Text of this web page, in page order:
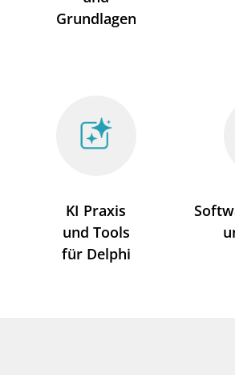
Grundlagen
KI Praxis
und Tools
für Delphi